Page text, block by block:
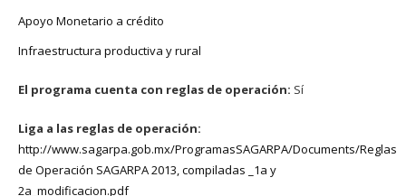
Apoyo Monetario a crédito
Infraestructura productiva y rural
El programa cuenta con reglas de operación: Sí
Liga a las reglas de operación:
http://www.sagarpa.gob.mx/ProgramasSAGARPA/Documents/Reglas
de Operación SAGARPA 2013, compiladas _1a y
2a_modificacion.pdf